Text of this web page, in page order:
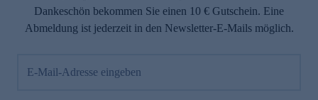
Dankeschön bekommen Sie einen 10 € Gutschein. Eine
Abmeldung ist jederzeit in den Newsletter-E-Mails möglich.
E-Mail-Adresse eingeben